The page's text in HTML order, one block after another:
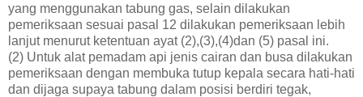
yang menggunakan tabung gas, selain dilakukan
pemeriksaan sesuai pasal 12 dilakukan pemeriksaan lebih
lanjut menurut ketentuan ayat (2),(3),(4)dan (5) pasal ini.
(2) Untuk alat pemadam api jenis cairan dan busa dilakukan
pemeriksaan dengan membuka tutup kepala secara hati-hati
dan dijaga supaya tabung dalam posisi berdiri tegak,